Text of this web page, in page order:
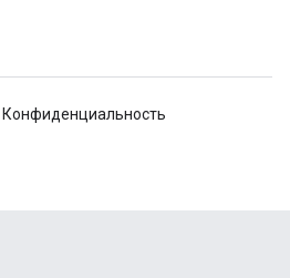
Конфиденциальность